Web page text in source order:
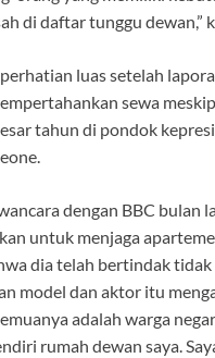
di daftar tunggu dewan,”
luas setelah
sewa
tahun di pondok
dengan BBC bulan
untuk menjaga
dia telah bertindak tidak
model dan aktor itu
adalah warga
rumah dewan saya.